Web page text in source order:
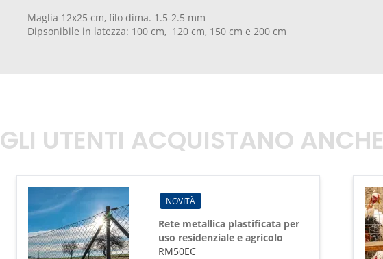
Maglia 12x25 cm, filo dima. 1.5-2.5 mm
Dipsonibile in latezza: 100 cm, 120 cm, 150 cm e 200 cm
GLI UTENTI ACQUISTANO ANCHE
NOVITÀ
Rete metallica plastificata per
uso residenziale e agricolo
RM50EC